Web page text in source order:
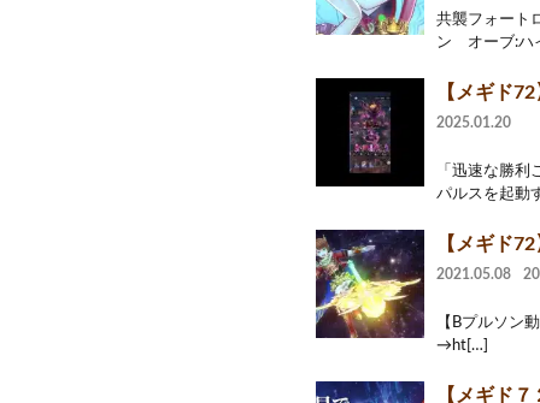
共襲フォート
ン オーブ:ハ
【メギド
2025.01.20
「迅速な勝
パルスを起動
【メギド
2021.05.08
【Bプルソン
→ht[…]
【メギド